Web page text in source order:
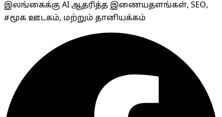
இலங்கைக்கு AI ஆதரித்த இணையதளங்கள், SEO,
சமூக ஊடகம், மற்றும் தானியக்கம்